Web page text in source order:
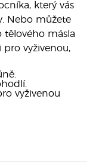
který vás
Nebo můžete
tělového másla
vyživenou,
vyživenou